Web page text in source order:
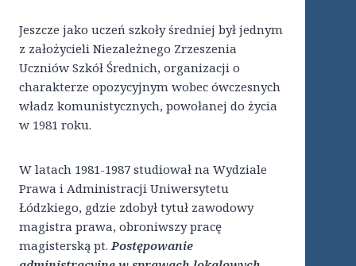
Jeszcze jako uczeń szkoły średniej był jednym
z założycieli Niezależnego Zrzeszenia
Uczniów Szkół Średnich, organizacji o
charakterze opozycyjnym wobec ówczesnych
władz komunistycznych, powołanej do życia
w 1981 roku.
W latach 1981-1987 studiował na Wydziale
Prawa i Administracji Uniwersytetu
Łódzkiego, gdzie zdobył tytuł zawodowy
magistra prawa, obroniwszy pracę
magisterską pt.Postępowanie